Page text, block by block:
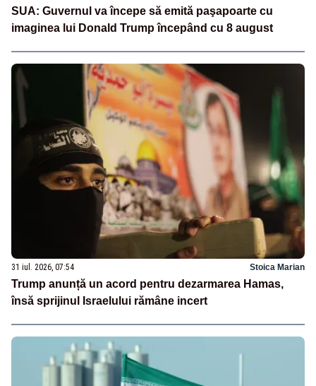
SUA: Guvernul va începe să emită paşapoarte cu
imaginea lui Donald Trump începând cu 8 august
31 iul. 2026, 07:54 Stoica Marian
Trump anunță un acord pentru dezarmarea Hamas,
însă sprijinul Israelului rămâne incert